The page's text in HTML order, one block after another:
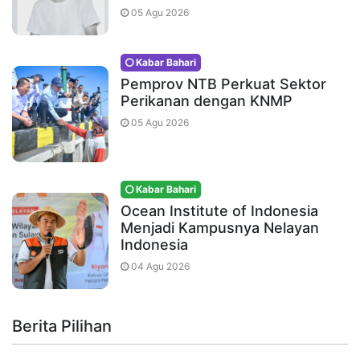
05 Agu 2026
Kabar Bahari
Pemprov NTB Perkuat Sektor
Perikanan dengan KNMP
05 Agu 2026
Kabar Bahari
Ocean Institute of Indonesia
Menjadi Kampusnya Nelayan
Indonesia
04 Agu 2026
Berita Pilihan